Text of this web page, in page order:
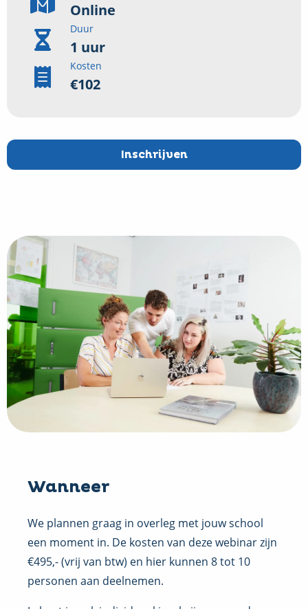
Online
Duur
1 uur
Kosten
€102
Inschrijven
Wanneer
We plannen graag in overleg met jouw school
een moment in. De kosten van deze webinar zijn
€495,- (vrij van btw) en hier kunnen 8 tot 10
personen aan deelnemen.